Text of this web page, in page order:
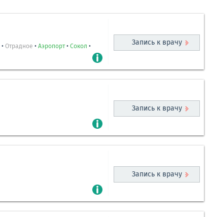
• Отрадное • Аэропорт• Сокол •
Запись к врачу
Запись к врачу
Запись к врачу